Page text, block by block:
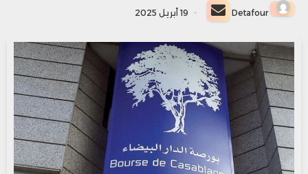
Detafour
أرسل
بريدا
إلكترونيا
19 أبريل 2025